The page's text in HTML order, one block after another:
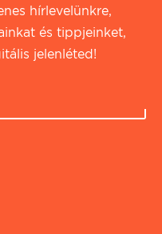
hírlevelünkre,
és tippjeinket,
jelenléted!